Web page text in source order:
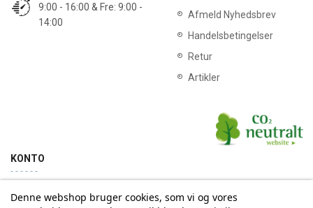
9:00 - 16:00 & Fre: 9:00 -
14:00
Afmeld Nyhedsbrev
Handelsbetingelser
Retur
Artikler
KONTO
Min konto Ordrehistorik
Denne webshop bruger cookies, som vi og vores